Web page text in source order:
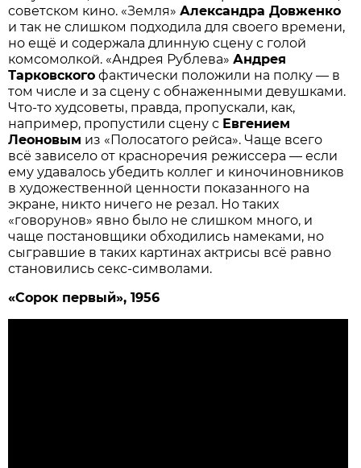
советском кино. «Земля»Александра Довженко
и так не слишком подходила для своего времени,
но ещё и содержала длинную сцену с голой
комсомолкой. «Андрея Рублева»Андрея
Тарковского фактически положили на полку — в
том числе и за сцену с обнаженными девушками.
Что-то худсоветы, правда, пропускали, как,
например, пропустили сцену с Евгением
Леоновым из «Полосатого рейса». Чаще всего
всё зависело от красноречия режиссера — если
ему удавалось убедить коллег и киночиновников
в художественной ценности показанного на
экране, никто ничего не резал. Но таких
«говорунов» явно было не слишком много, и
чаще постановщики обходились намеками, но
сыгравшие в таких картинах актрисы всё равно
становились секс-символами.
«Сорок первый», 1956